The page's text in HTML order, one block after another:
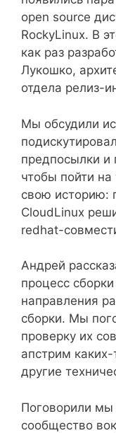
open source
RockyLinux. В
как раз
Лукошко,
отдела релиз-
Мы обсудили
предпосылки и
чтобы пойти на
свою историю:
CloudLinux
redhat-
Андрей
процесс
направления
сборки. Мы
проверку их
апстрим
другие
Поговорили мы
сообщество